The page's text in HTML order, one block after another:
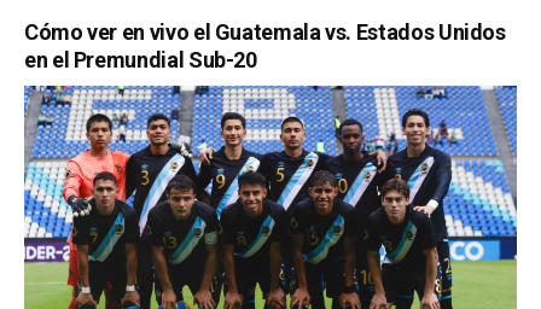
Cómo ver en vivo el Guatemala vs. Estados Unidos
en el Premundial Sub-20